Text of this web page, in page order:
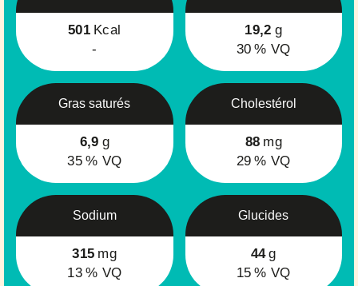
501 Kcal
-
19,2 g
30 % VQ
Gras saturés
6,9 g
35 % VQ
Cholestérol
88 mg
29 % VQ
Sodium
315 mg
13 % VQ
Glucides
44 g
15 % VQ